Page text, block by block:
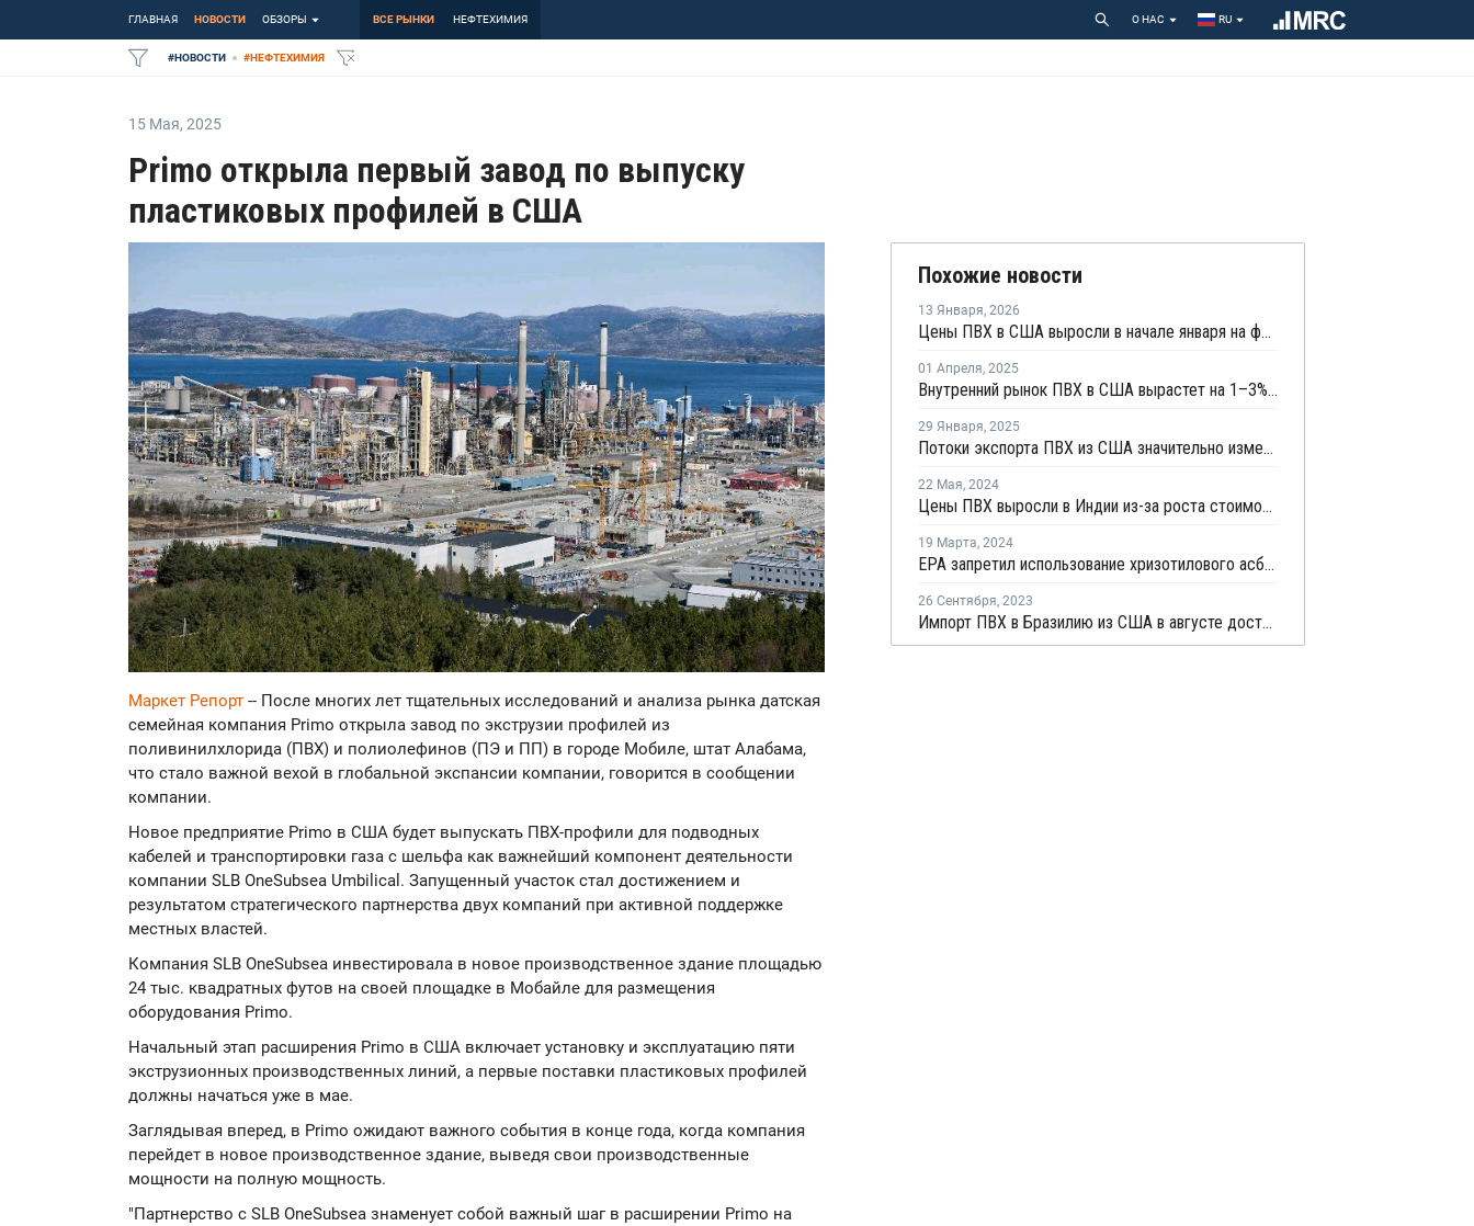
ГЛАВНАЯ НОВОСТИ ОБЗОРЫ ВСЕ РЫНКИ НЕФТЕХИМИЯ О НАС RU
#НОВОСТИ #НЕФТЕХИМИЯ
15 Мая, 2025
Primo открыла первый завод по выпуску
пластиковых профилей в США
Маркет Репорт -- После многих лет тщательных исследований и анализа рынка датская
семейная компания Primo открыла завод по экструзии профилей из
поливинилхлорида (ПВХ) и полиолефинов (ПЭ и ПП) в городе Мобиле, штат Алабама,
что стало важной вехой в глобальной экспансии компании, говорится в сообщении
компании.
Новое предприятие Primo в США будет выпускать ПВХ-профили для подводных
кабелей и транспортировки газа с шельфа как важнейший компонент деятельности
компании SLB OneSubsea Umbilical. Запущенный участок стал достижением и
результатом стратегического партнерства двух компаний при активной поддержке
местных властей.
Компания SLB OneSubsea инвестировала в новое производственное здание площадью
24 тыс. квадратных футов на своей площадке в Мобайле для размещения
оборудования Primo.
Начальный этап расширения Primo в США включает установку и эксплуатацию пяти
экструзионных производственных линий, а первые поставки пластиковых профилей
должны начаться уже в мае.
Заглядывая вперед, в Primo ожидают важного события в конце года, когда компания
перейдет в новое производственное здание, выведя свои производственные
мощности на полную мощность.
"Партнерство с SLB OneSubsea знаменует собой важный шаг в расширении Primo на
Похожие новости
13 Января, 2026
Цены ПВХ в США выросли в начале января на фоне ожиданий сокращения поставок
01 Апреля, 2025
Внутренний рынок ПВХ в США вырастет на 1–3% в 2025 году
29 Января, 2025
Потоки экспорта ПВХ из США значительно изменились в прошлом году
22 Мая, 2024
Цены ПВХ выросли в Индии из-за роста стоимости морского фрахта на фоне торговой войны между США и Китаем
19 Марта, 2024
EPA запретил использование хризотилового асбеста в США
26 Сентября, 2023
Импорт ПВХ в Бразилию из США в августе достиг максимума в текущем году